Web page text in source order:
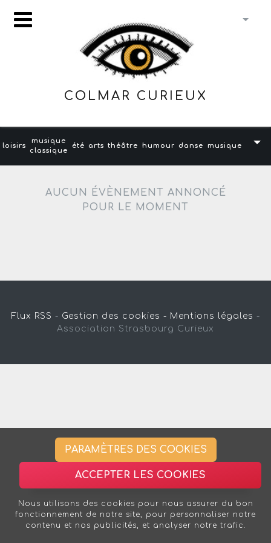
COLMAR CURIEUX
loisirs
musique
classique
été arts théâtre humour danse musique
AUCUN ÉVÈNEMENT ANNONCÉ
POUR LE MOMENT
Flux RSS - Gestion des cookies - Mentions légales -
Association Strasbourg Curieux
PARAMÈTRES DES COOKIES
ACCEPTER LES COOKIES
Nous utilisons des cookies pour nous assurer du bon
fonctionnement de notre site, pour personnaliser notre
contenu et nos publicités, et analyser notre trafic.